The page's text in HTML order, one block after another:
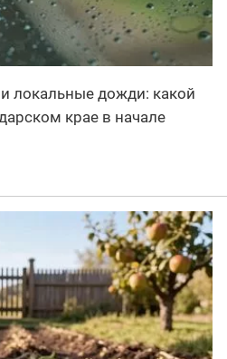
локальные дожди: какой
крае в начале